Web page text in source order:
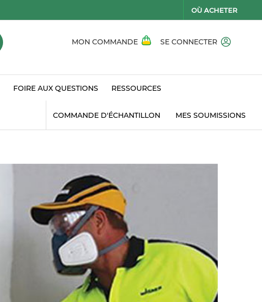
OÙ ACHETER
MON COMMANDE SE CONNECTER
FOIRE AUX QUESTIONS RESSOURCES
COMMANDE D'ÉCHANTILLON MES SOUMISSIONS